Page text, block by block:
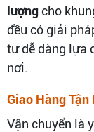
lượngcho
đều có giải
tư dễ dàng lựa
nơi.
Giao Hàng Tận
Vận chuyển là